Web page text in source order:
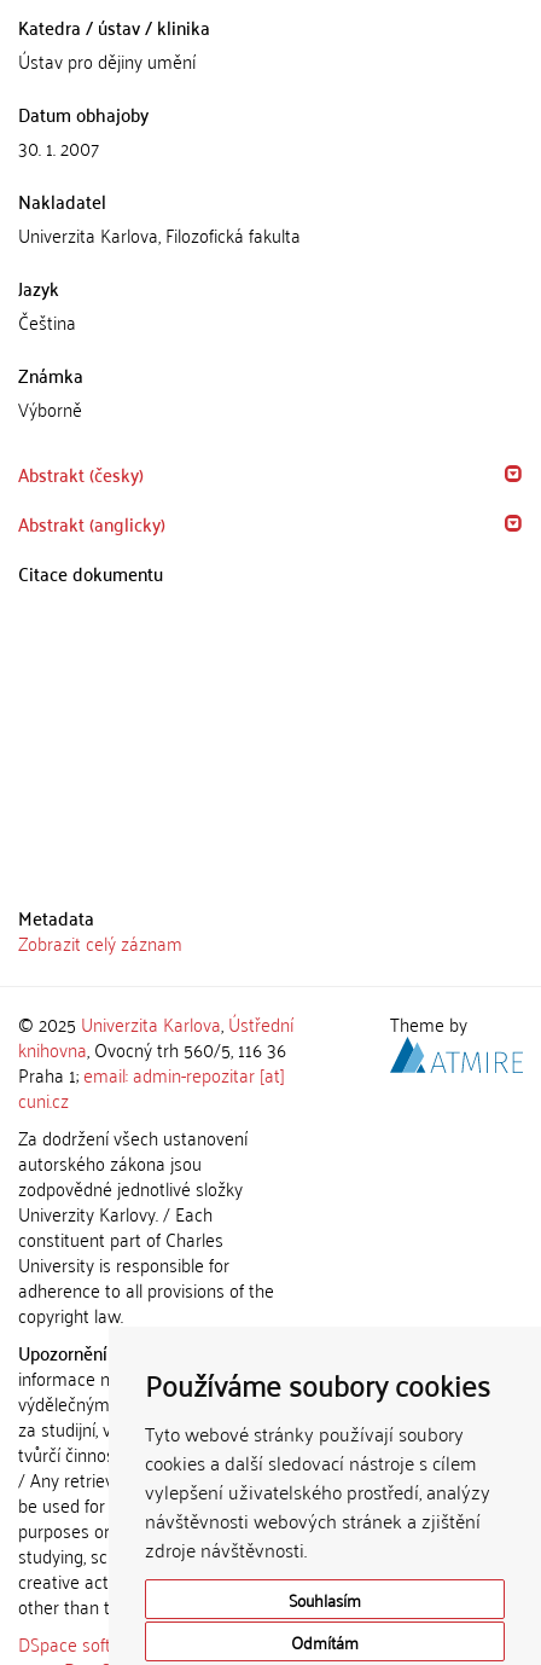
Používáme soubory cookies
Tyto webové stránky používají soubory
cookies a další sledovací nástroje s cílem
vylepšení uživatelského prostředí, analýzy
návštěvnosti webových stránek a zjištění
zdroje návštěvnosti.
Souhlasím
Odmítám
Katedra / ústav / klinika
Ústav pro dějiny umění
Datum obhajoby
30. 1. 2007
Nakladatel
Univerzita Karlova, Filozofická fakulta
Jazyk
Čeština
Známka
Výborně
Abstrakt (česky)
Abstrakt (anglicky)
Citace dokumentu
Metadata
Zobrazit celý záznam
© 2025 Univerzita Karlova,Ústřední
knihovna, Ovocný trh 560/5, 116 36
Praha 1;email: admin-repozitar [at]
cuni.cz
Za dodržení všech ustanovení
autorského zákona jsou
zodpovědné jednotlivé složky
Univerzity Karlovy. / Each
constituent part of Charles
University is responsible for
adherence to all provisions of the
copyright law.
Upozornění / Notice:
informace nemohou být použity k
výdělečným účelům nebo vydávány
za studijní, vědeckou nebo jinou
tvůrčí činnost jiné osoby než autora.
/ Any retrieved information shall not
be used for any commercial
purposes or claimed as results of
studying, scientific or any other
creative activities of any person
other than the author.
DSpace software
copyright © 2002-
Theme by